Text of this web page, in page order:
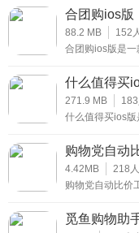
发起的饭局;
3、「发现饭友」
附近人、找同乡、搜
快速邀约你感兴趣的
平台中已经有众多商
平台，轻松享受到最
彩的生活，喜欢的朋
的美食外卖，也
购买各种商品，
你足不出户就可
服务哦，真的非
合团购ios版
88.2 MB 152
合团购ios版是
宝、拼多多等等
想要购买的商品
一折，下单后还
兴趣的小伙伴赶
什么值得买
271.9 MB 183
什么值得买ios
站，每天都会及
息，有效帮助广
十万朋友积极参
兴趣的小伙伴赶
购物党自动
4.42MB 218
购物党自动比价
宝、京东、苏宁
行搜索，平台就
觅鱼购物助